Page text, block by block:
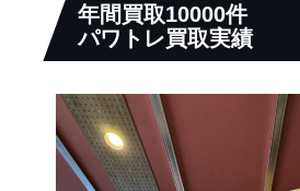
年間買取10000件
パワトレ買取実績